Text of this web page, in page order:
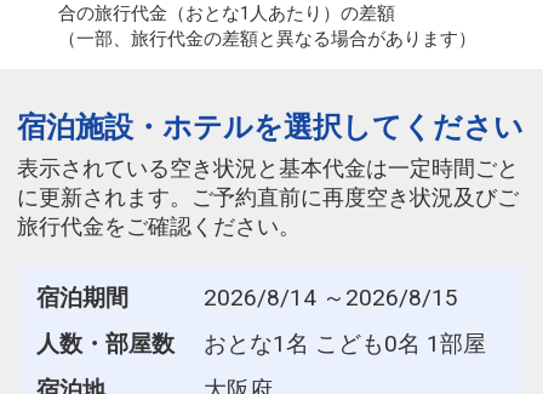
合の旅行代金（おとな1人あたり）の差額
（一部、旅行代金の差額と異なる場合があります）
宿泊施設・ホテルを選択してください
表示されている空き状況と基本代金は一定時間ごと
に更新されます。ご予約直前に再度空き状況及びご
旅行代金をご確認ください。
宿泊期間
2026/8/14 ～2026/8/15
人数・部屋数
おとな1名 こども0名 1部屋